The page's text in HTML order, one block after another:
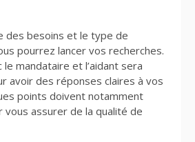
des besoins et le type de
pourrez lancer vos recherches.
mandataire et l’aidant sera
avoir des réponses claires à vos
points doivent notamment
vous assurer de la qualité de